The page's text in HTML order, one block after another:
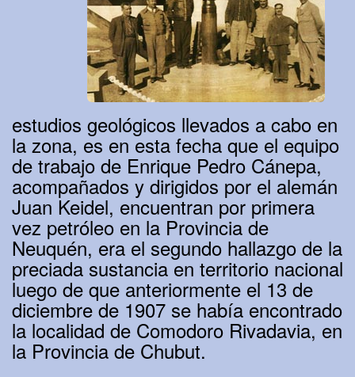
estudios geológicos llevados a cabo en
la zona, es en esta fecha que el equipo
de trabajo de Enrique Pedro Cánepa,
acompañados y dirigidos por el alemán
Juan Keidel, encuentran por primera
vez petróleo en la Provincia de
Neuquén, era el segundo hallazgo de la
preciada sustancia en territorio nacional
luego de que anteriormente el 13 de
diciembre de 1907 se había encontrado
la localidad de Comodoro Rivadavia, en
la Provincia de Chubut.